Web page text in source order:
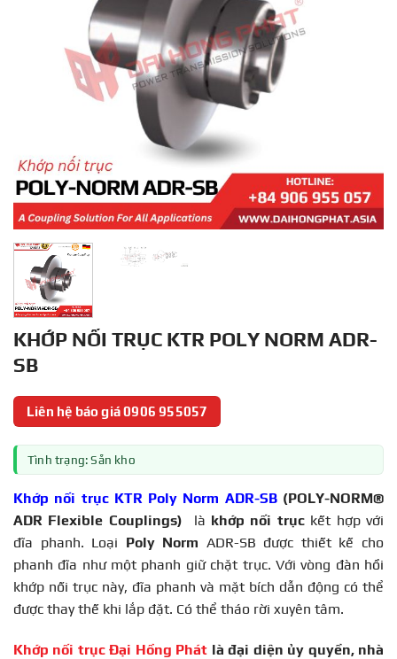
KHỚP NỐI TRỤC KTR POLY NORM ADR-
SB
Liên hệ báo giá 0906 955057
Tình trạng: Sẵn kho
Khớp nối trục KTR Poly Norm ADR-SB (POLY-NORM®
ADR Flexible Couplings) là khớp nối trụckết hợp với
đĩa phanh. Loại Poly Norm ADR-SB được thiết kế cho
phanh đĩa như một phanh giữ chặt trục. Với vòng đàn hồi
khớp nối trục này, đĩa phanh và mặt bích dẫn động có thể
được thay thế khi lắp đặt. Có thể tháo rời xuyên tâm.
Khớp nối trục Đại Hồng Phát là đại diện ủy quyền, nhà